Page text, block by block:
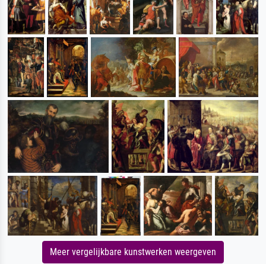
Meer vergelijkbare kunstwerken weergeven